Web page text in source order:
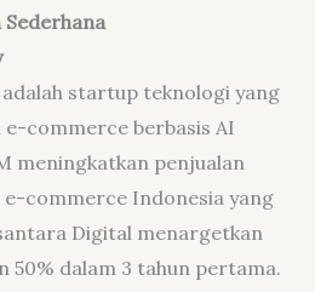
Sederhana
startup teknologi yang
e-commerce berbasis AI
meningkatkan penjualan
e-commerce Indonesia yang
Digital menargetkan
50% dalam 3 tahun pertama.